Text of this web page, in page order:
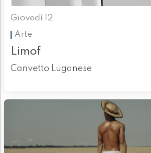
Giovedì 12
Arte
Limof
Canvetto Luganese